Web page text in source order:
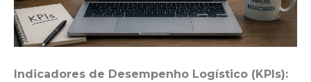
Indicadores de Desempenho Logístico (KPIs):